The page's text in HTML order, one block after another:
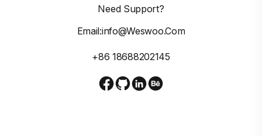
Need Support?
Email:info@weswoo.com
+86 18688202145